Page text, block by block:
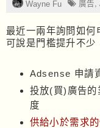
Wayne Fu 廣告
最近一兩年詢問如
可說是門檻提升不少
Adsense 申請
投放(買)廣告的
度
供給小於需求